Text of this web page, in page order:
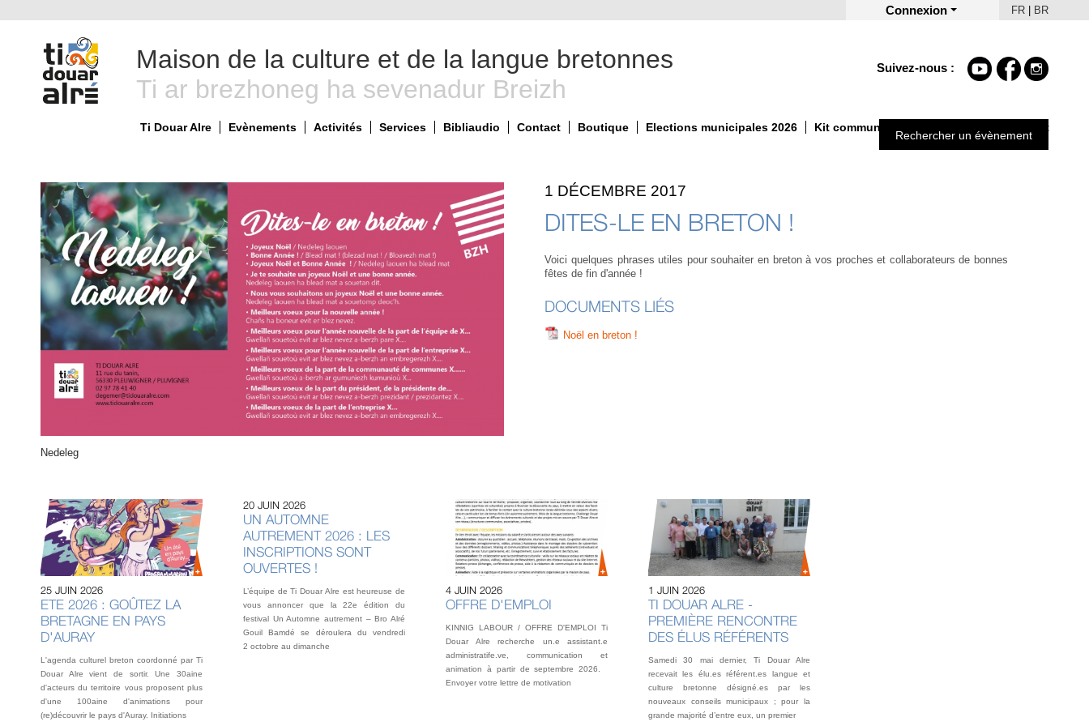
Connexion FR BR
Suivez-nous :
Maison de la culture et de la langue bretonnes
Ti ar brezhoneg ha sevenadur Breizh
Ti Douar Alre Evènements Activités Services Bibliaudio Contact Boutique Elections municipales 2026 Kit communication Un Automne autrement
Rechercher un évènement
Nedeleg
1 DÉCEMBRE 2017
DITES-LE EN BRETON !
Voici quelques phrases utiles pour souhaiter en breton à vos proches et collaborateurs de bonnes
fêtes de fin d'année !
DOCUMENTS LIÉS
Noël en breton !
25 JUIN 2026
ETE 2026 : GOÛTEZ LA
BRETAGNE EN PAYS
D'AURAY
L'agenda culturel breton coordonné par Ti
Douar Alre vient de sortir. Une 30aine
d'acteurs du territoire vous proposent plus
d'une 100aine d'animations pour
(re)découvrir le pays d'Auray. Initiations
20 JUIN 2026
UN AUTOMNE
AUTREMENT 2026 : LES
INSCRIPTIONS SONT
OUVERTES !
L’équipe de Ti Douar Alre est heureuse de
vous annoncer que la 22e édition du
festival Un Automne autrement – Bro Alré
Gouil Bamdé se déroulera du vendredi
2 octobre au dimanche
4 JUIN 2026
OFFRE D'EMPLOI
KINNIG LABOUR / OFFRE D'EMPLOI Ti
Douar Alre recherche un.e assistant.e
administratife.ve, communication et
animation à partir de septembre 2026.
Envoyer votre lettre de motivation
1 JUIN 2026
TI DOUAR ALRE -
PREMIÈRE RENCONTRE
DES ÉLUS RÉFÉRENTS
Samedi 30 mai dernier, Ti Douar Alre
recevait les élu.es référent.es langue et
culture bretonne désigné.es par les
nouveaux conseils municipaux ; pour la
grande majorité d’entre eux, un premier